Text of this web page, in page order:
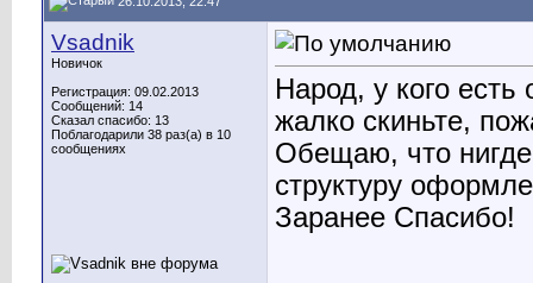
Vsadnik
Новичок
Регистрация: 09.02.2013
Сообщений: 14
Сказал спасибо: 13
Поблагодарили 38 раз(а) в 10
сообщениях
Народ, у кого есть
жалко скиньте,
Обещаю, что
структуру
Заранее Спасибо!